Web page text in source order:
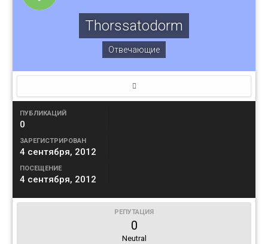
Thorssatodorm
Отвечающие
ПУБЛИКАЦИЙ
0
ЗАРЕГИСТРИРОВАН
4 сентября, 2012
ПОСЕЩЕНИЕ
4 сентября, 2012
РЕПУТАЦИЯ
0
Neutral